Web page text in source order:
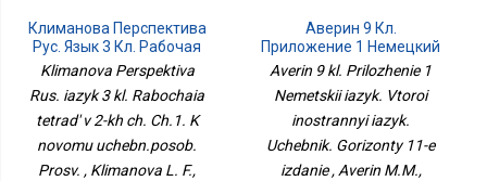
Климанова Перспектива
Рус. Язык 3 Кл. Рабочая
Тетрадь В 2-Х Ч. Ч.1. К
Новому Учебн.пособ.
Просв.
Klimanova Perspektiva
Rus. iazyk 3 kl. Rabochaia
tetrad' v 2-kh ch. Ch.1. K
novomu uchebn.posob.
Prosv. , Klimanova L. F.,
Аверин 9 Кл.
Приложение 1 Немецкий
Язык. Второй
Учебник. Горизонты 11-Е
Издание
Averin 9 kl. Prilozhenie 1
Nemetskii iazyk. Vtoroi
inostrannyi iazyk.
Uchebnik. Gorizonty 11-e
izdanie , Averin M.M.,